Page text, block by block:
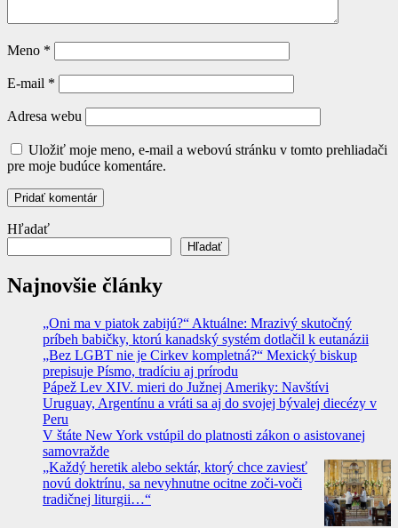
Meno *
E-mail *
Adresa webu
Uložiť moje meno, e-mail a webovú stránku v tomto prehliadači
pre moje budúce komentáre.
Hľadať
Hľadať
Najnovšie články
„Oni ma v piatok zabijú?“ Aktuálne: Mrazivý skutočný
príbeh babičky, ktorú kanadský systém dotlačil k eutanázii
„Bez LGBT nie je Cirkev kompletná?“ Mexický biskup
prepisuje Písmo, tradíciu aj prírodu
Pápež Lev XIV. mieri do Južnej Ameriky: Navštívi
Uruguay, Argentínu a vráti sa aj do svojej bývalej diecézy v
Peru
V štáte New York vstúpil do platnosti zákon o asistovanej
samovražde
„Každý heretik alebo sektár, ktorý chce zaviesť
novú doktrínu, sa nevyhnutne ocitne zoči-voči
tradičnej liturgii…“